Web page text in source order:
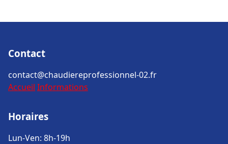
Contact
contact@chaudiereprofessionnel-02.fr
Accueil Informations
Horaires
Lun-Ven: 8h-19h